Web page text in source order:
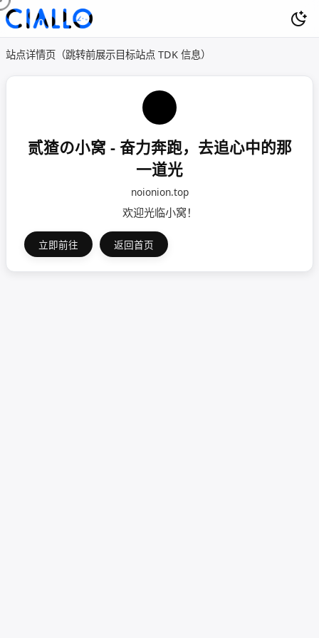
站点详情页（跳转前展示目标站点 TDK 信息）
贰猹の小窝 - 奋力奔跑，去追心中的那
一道光
noionion.top
欢迎光临小窝！
立即前往 返回首页